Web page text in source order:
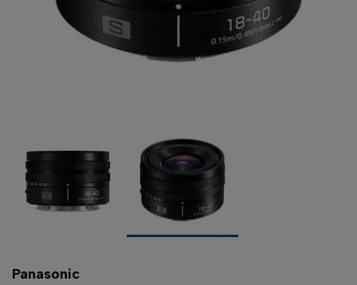
Panasonic